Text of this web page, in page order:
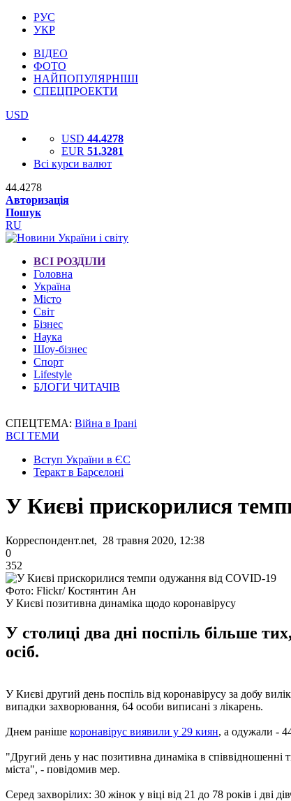
РУС
УКР
ВІДЕО
ФОТО
НАЙПОПУЛЯРНІШІ
СПЕЦПРОЕКТИ
USD
USD 44.4278
EUR 51.3281
Всі курси валют
44.4278
Авторизація
Пошук
RU
ВСІ РОЗДІЛИ
Головна
Україна
Місто
Світ
Бізнес
Наука
Шоу-бізнес
Спорт
Lifestyle
БЛОГИ ЧИТАЧІВ
СПЕЦТЕМА: Війна в Ірані
ВСІ ТЕМИ
Вступ України в ЄС
Теракт в Барселоні
У Києві прискорилися
Корреспондент.net, 28 травня 2020, 12:38
0
352
Фото: Flickr/ Костянтин Ан
У Києві позитивна динаміка щодо коронавірусу
У столиці два дні поспіль більше
осіб.
У Києві другий день поспіль від коронавірусу за добу
випадки захворювання, 64 особи виписані з лікарень.
Днем раніше коронавірус виявили у 29 киян, а одужали -
"Другий день у нас позитивна динаміка в співвідношенні
міста", - повідомив мер.
Серед захворілих: 30 жінок у віці від 21 до 78 років і дві